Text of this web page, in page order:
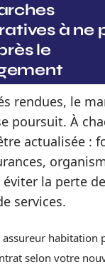
à ne
le
rendues, le
poursuit. À
actualisée :
éviter la perte
services.
assureur habitation
selon votre